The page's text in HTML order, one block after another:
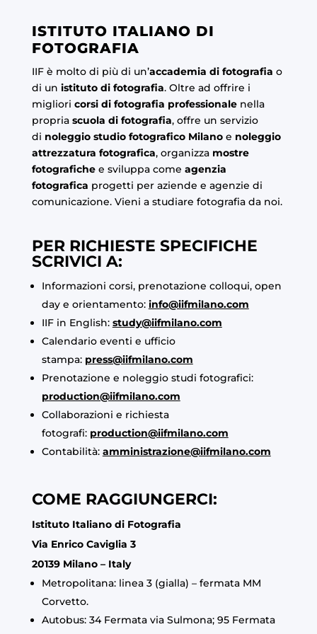
ISTITUTO ITALIANO DI
FOTOGRAFIA
IIF è molto di più di un’accademia di fotografia o
di un istituto di fotografia. Oltre ad offrire i
migliori corsi di fotografia professionalenella
propria scuola di fotografia, offre un servizio
di noleggio studio fotografico Milano e noleggio
attrezzatura fotografica, organizza mostre
fotografichee sviluppa come agenzia
fotografica progetti per aziende e agenzie di
comunicazione. Vieni a studiare fotografia da noi.
PER RICHIESTE SPECIFICHE
SCRIVICI A:
Informazioni corsi, prenotazione colloqui, open
day e orientamento: info@iifmilano.com
IIF in English: study@iifmilano.com
Calendario eventi e ufficio
stampa: press@iifmilano.com
Prenotazione e noleggio studi fotografici:
production@iifmilano.com
Collaborazioni e richiesta
fotografi: production@iifmilano.com
Contabilità: amministrazione@iifmilano.com
COME RAGGIUNGERCI:
Istituto Italiano di Fotografia
Via Enrico Caviglia 3
20139 Milano – Italy
Metropolitana: linea 3 (gialla) – fermata MM
Corvetto.
Autobus: 34 Fermata via Sulmona; 95 Fermata